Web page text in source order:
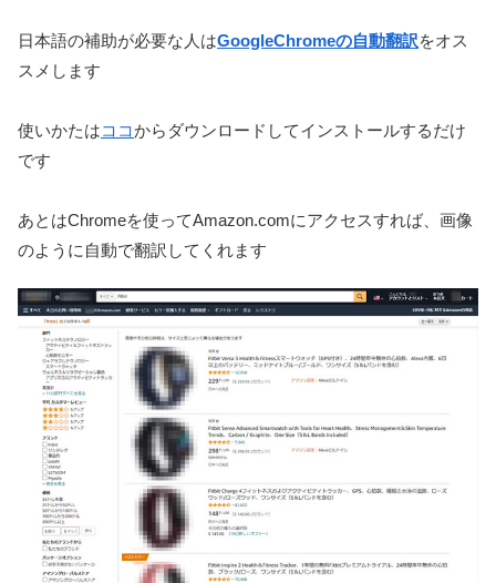
日本語の補助が必要な人はGoogleChromeの自動翻訳をオス
スメします
使いかたはココからダウンロードしてインストールするだけ
です
あとはChromeを使ってAmazon.comにアクセスすれば、画像
のように自動で翻訳してくれます